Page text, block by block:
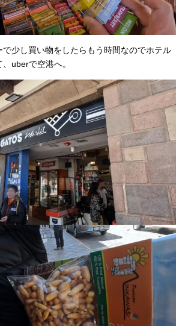
少し買い物をしたらもう時間なのでホテル
uberで空港へ。